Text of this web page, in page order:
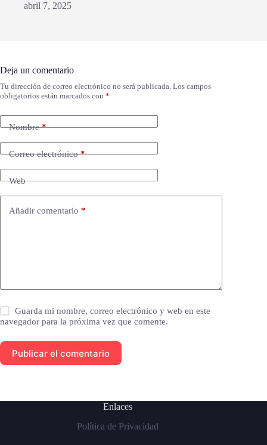
abril 7, 2025
Deja un comentario
Tu dirección de correo electrónico no será publicada. Los campos
obligatorios están marcados con *
Nombre*
Correo electrónico*
Web
Añadir comentario *
Guarda mi nombre, correo electrónico y web en este
navegador para la próxima vez que comente.
Publicar el comentario
Enlaces
Política de Privacidad